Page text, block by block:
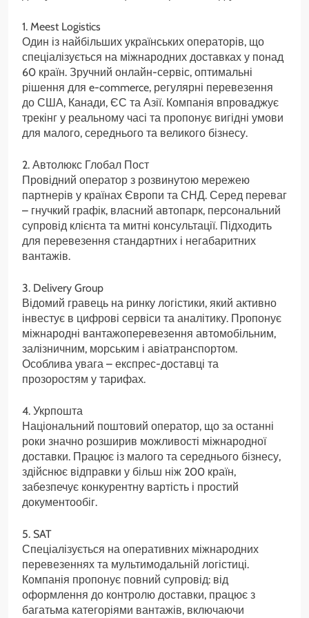
1. Meest Logistics
Один із найбільших українських операторів, що
спеціалізується на міжнародних доставках у понад
60 країн. Зручний онлайн-сервіс, оптимальні
рішення для e-commerce, регулярні перевезення
до США, Канади, ЄС та Азії. Компанія впроваджує
трекінг у реальному часі та пропонує вигідні умови
для малого, середнього та великого бізнесу.
2. Автолюкс Глобал Пост
Провідний оператор з розвинутою мережею
партнерів у країнах Європи та СНД. Серед переваг
– гнучкий графік, власний автопарк, персональний
супровід клієнта та митні консультації. Підходить
для перевезення стандартних і негабаритних
вантажів.
3. Delivery Group
Відомий гравець на ринку логістики, який активно
інвестує в цифрові сервіси та аналітику. Пропонує
міжнародні вантажоперевезення автомобільним,
залізничним, морським і авіатранспортом.
Особлива увага – експрес-доставці та
прозоростям у тарифах.
4. Укрпошта
Національний поштовий оператор, що за останні
роки значно розширив можливості міжнародної
доставки. Працює із малого та середнього бізнесу,
здійснює відправки у більш ніж 200 країн,
забезпечує конкурентну вартість і простий
документообіг.
5. SAT
Спеціалізується на оперативних міжнародних
перевезеннях та мультимодальній логістиці.
Компанія пропонує повний супровід: від
оформлення до контролю доставки, працює з
багатьма категоріями вантажів, включаючи